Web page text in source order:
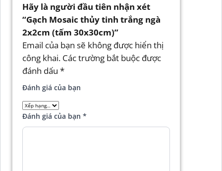
Hãy là người đầu tiên nhận xét
“Gạch Mosaic thủy tinh trắng ngà
2x2cm (tấm 30x30cm)”
Email của bạn sẽ không được hiển thị
công khai. Các trường bắt buộc được
đánh dấu *
Đánh giá của bạn
Đánh giá của bạn *